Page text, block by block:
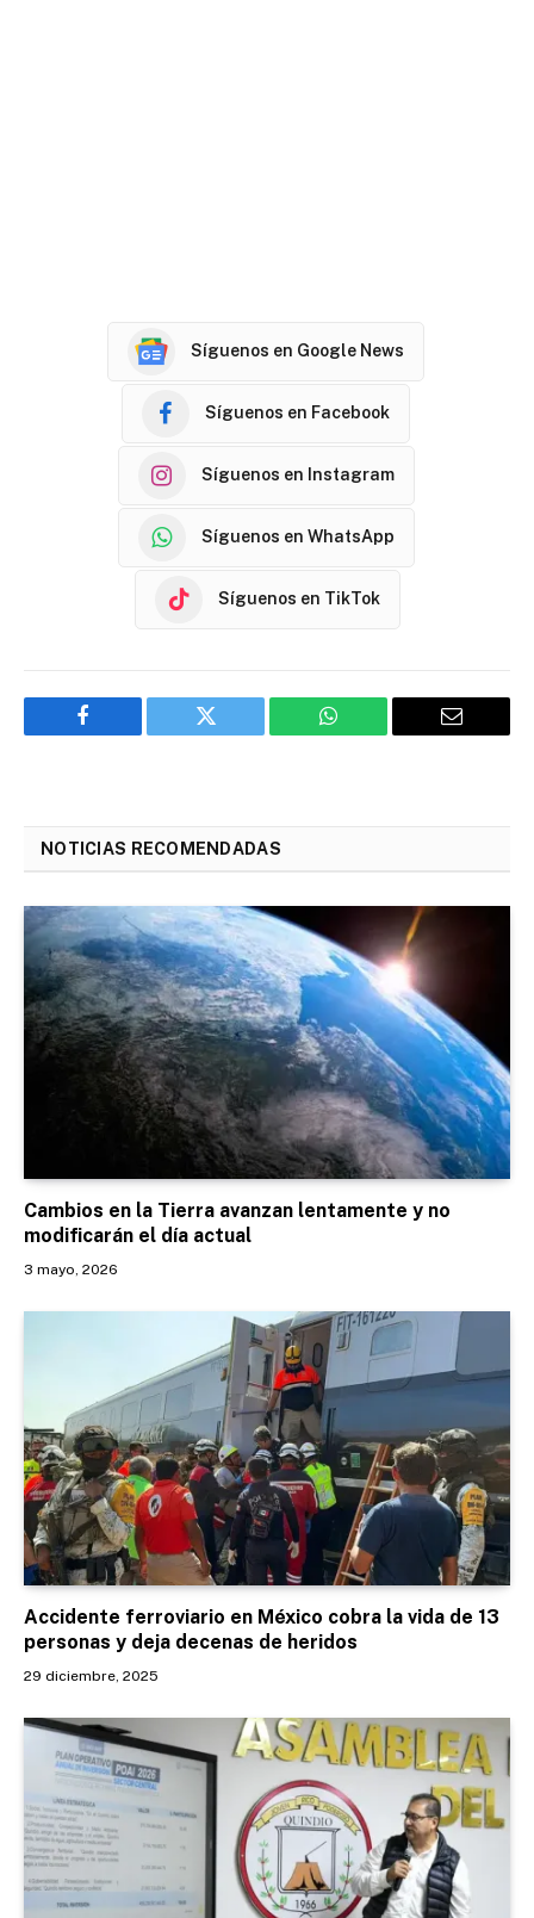
Síguenos en Google News
Síguenos en Facebook
Síguenos en Instagram
Síguenos en WhatsApp
Síguenos en TikTok
Facebook Twitter WhatsApp Email
NOTICIAS RECOMENDADAS
Cambios en la Tierra avanzan lentamente y no
modificarán el día actual
3 mayo, 2026
Accidente ferroviario en México cobra la vida de 13
personas y deja decenas de heridos
29 diciembre, 2025